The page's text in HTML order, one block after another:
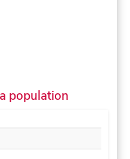
population